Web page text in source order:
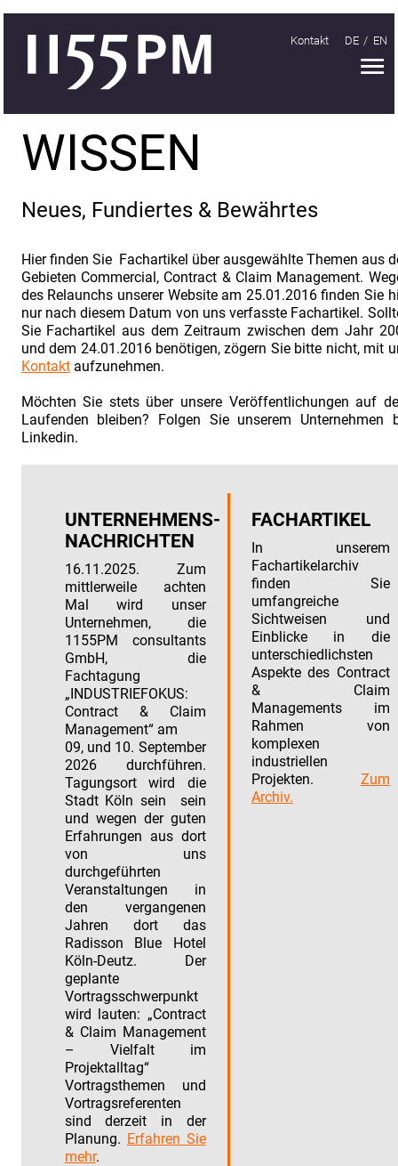
Kontakt DE EN
WISSEN
Neues, Fundiertes & Bewährtes
Hier finden Sie Fachartikel über ausgewählte Themen aus
Gebieten Commercial, Contract & Claim Management.
des Relaunchs unserer Website am 25.01.2016 finden Sie
nur nach diesem Datum von uns verfasste Fachartikel.
Sie Fachartikel aus dem Zeitraum zwischen dem Jahr
und dem 24.01.2016 benötigen, zögern Sie bitte nicht, mit
Kontaktaufzunehmen.
Möchten Sie stets über unsere Veröffentlichungen auf
Laufenden bleiben? Folgen Sie unserem Unternehmen
Linkedin.
UNTERNEHMENS-
NACHRICHTEN
16.11.2025. Zum
mittlerweile achten
Mal wird unser
Unternehmen, die
1155PM consultants
GmbH, die
Fachtagung
„INDUSTRIEFOKUS:
Contract & Claim
Management“ am
09, und 10. September
2026 durchführen.
Tagungsort wird die
Stadt Köln sein sein
und wegen der guten
Erfahrungen aus dort
von uns
durchgeführten
Veranstaltungen in
den vergangenen
Jahren dort das
Radisson Blue Hotel
Köln-Deutz. Der
geplante
Vortragsschwerpunkt
wird lauten: „Contract
& Claim Management
– Vielfalt im
Projektalltag“
Vortragsthemen und
Vortragsreferenten
sind derzeit in der
Planung. Erfahren Sie
mehr.
FACHARTIKEL
In unserem
Fachartikelarchiv
finden Sie
umfangreiche
Sichtweisen und
Einblicke in die
unterschiedlichsten
Aspekte des Contract
& Claim
Managements im
Rahmen von
komplexen
industriellen
Projekten. Zum
Archiv.
Handeln
Organisieren
Lernen
1155PM
Wissen
Unternehmensnachrichten
Fachartikel
Vertrauen
Mitarbeiten